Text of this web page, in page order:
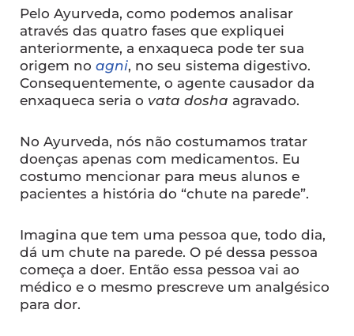
Pelo Ayurveda, como podemos analisar
através das quatro fases que expliquei
anteriormente, a enxaqueca pode ter sua
origem no agni, no seu sistema digestivo.
Consequentemente, o agente causador da
enxaqueca seria o vata dosha agravado.
No Ayurveda, nós não costumamos tratar
doenças apenas com medicamentos. Eu
costumo mencionar para meus alunos e
pacientes a história do “chute na parede”.
Imagina que tem uma pessoa que, todo dia,
dá um chute na parede. O pé dessa pessoa
começa a doer. Então essa pessoa vai ao
médico e o mesmo prescreve um analgésico
para dor.